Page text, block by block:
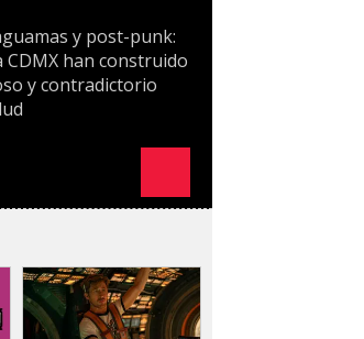
y post-punk:
han construido
y contradictorio